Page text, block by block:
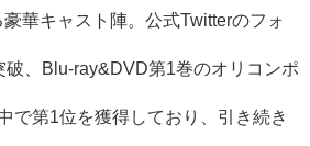
華キャスト陣。公式Twitterのフォ
破、Blu-ray&DVD第1巻のオリコンポ
で第1位を獲得しており、引き続き